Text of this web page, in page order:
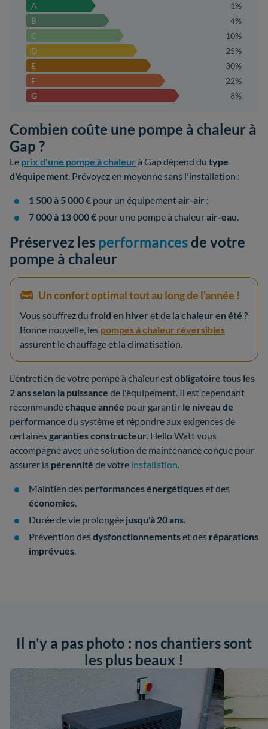
A
1%
B
4%
C
10%
D
25%
E
30%
F
22%
G
8%
Combien coûte une pompe à chaleur à
Gap ?
Le prix d'une pompe à chaleur à Gap dépend du type
d'équipement. Prévoyez en moyenne sans l'installation :
1 500 à 5 000 € pour un équipementair-air ;
7 000 à 13 000 € pour une pompe à chaleurair-eau.
Préservez les performancesde votre
pompe à chaleur
Un confort optimal tout au long de l'année !
Vous souffrez du froid en hiver et de la chaleur en été ?
Bonne nouvelle, les pompes à chaleur réversibles
assurent le chauffage et la climatisation.
L'entretien de votre pompe à chaleur estobligatoire tous les
2 ans selon la puissance de l'équipement. Il est cependant
recommandéchaque année pour garantir le niveau de
performance du système et répondre aux exigences de
certainesgaranties constructeur. Hello Watt vous
accompagne avec une solution de maintenance conçue pour
assurer la pérennité de votre installation.
Maintien des performances énergétiqueset des
économies.
Durée de vie prolongée jusqu'à 20 ans.
Prévention desdysfonctionnementset des réparations
imprévues.
Il n'y a pas photo : nos chantiers sont
les plus beaux !